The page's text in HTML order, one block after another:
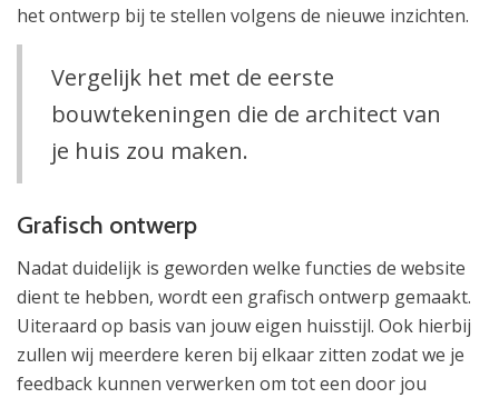
het ontwerp bij te stellen volgens de nieuwe inzichten.
Vergelijk het met de eerste
bouwtekeningen die de architect van
je huis zou maken.
Grafisch ontwerp
Nadat duidelijk is geworden welke functies de website
dient te hebben, wordt een grafisch ontwerp gemaakt.
Uiteraard op basis van jouw eigen huisstijl. Ook hierbij
zullen wij meerdere keren bij elkaar zitten zodat we je
feedback kunnen verwerken om tot een door jou